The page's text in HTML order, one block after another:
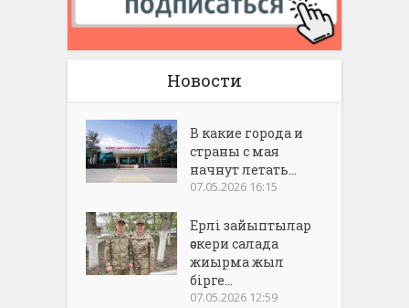
Новости
В какие города и
страны с мая
начнут летать...
07.05.2026 16:15
Ерлі зайыптылар
әскери салада
жиырма жыл
бірге...
07.05.2026 12:59